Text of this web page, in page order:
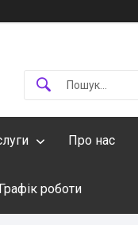
Про нас
Графік роботи